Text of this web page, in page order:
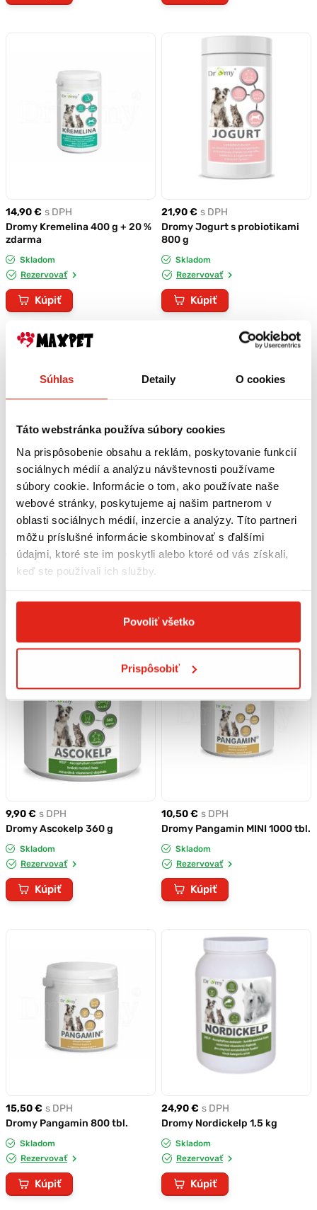
Súhlas Detaily O cookies
Táto webstránka používa súbory cookies
Na prispôsobenie obsahu a reklám, poskytovanie funkcií
sociálnych médií a analýzu návštevnosti používame
súbory cookie. Informácie o tom, ako používate naše
webové stránky, poskytujeme aj našim partnerom v
oblasti sociálnych médií, inzercie a analýzy. Títo partneri
môžu príslušné informácie skombinovať s ďalšími
údajmi, ktoré ste im poskytli alebo ktoré od vás získali,
keď ste používali ich služby.
Povoliť všetko
Prispôsobiť
14,90 € s DPH
Dromy Kremelina 400 g + 20 %
zdarma
Skladom
Rezervovať
Kúpiť
21,90 € s DPH
Dromy Jogurt s probiotikami
800 g
Skladom
Rezervovať
Kúpiť
16,90 € s DPH
Dromy Hepacell 60 tbl.
Skladom
Rezervovať
12,90 € s DPH
Dromy Gastro 250 g
Skladom
9,90 € s DPH
Dromy Ascokelp 360 g
Skladom
Rezervovať
Kúpiť
10,50 € s DPH
Dromy Pangamin MINI 1000 tbl.
Skladom
Rezervovať
Kúpiť
15,50 € s DPH
Dromy Pangamin 800 tbl.
Skladom
Rezervovať
Kúpiť
24,90 € s DPH
Dromy Nordickelp 1,5 kg
Skladom
Rezervovať
Kúpiť